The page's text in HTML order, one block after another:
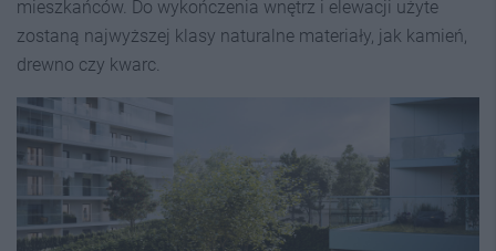
mieszkańców. Do wykończenia wnętrz i elewacji użyte
zostaną najwyższej klasy naturalne materiały, jak kamień,
drewno czy kwarc.